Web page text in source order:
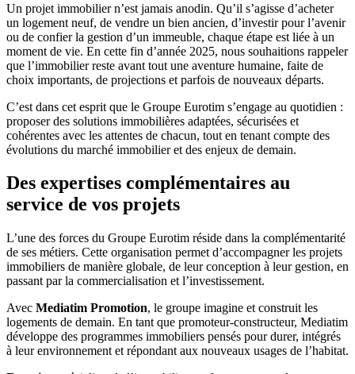
Un projet immobilier n’est jamais anodin. Qu’il s’agisse d’acheter
un logement neuf, de vendre un bien ancien, d’investir pour l’avenir
ou de confier la gestion d’un immeuble, chaque étape est liée à un
moment de vie. En cette fin d’année 2025, nous souhaitions rappeler
que l’immobilier reste avant tout une aventure humaine, faite de
choix importants, de projections et parfois de nouveaux départs.
C’est dans cet esprit que le Groupe Eurotim s’engage au quotidien :
proposer des solutions immobilières adaptées, sécurisées et
cohérentes avec les attentes de chacun, tout en tenant compte des
évolutions du marché immobilier et des enjeux de demain.
Des expertises complémentaires au
service de vos projets
L’une des forces du Groupe Eurotim réside dans la complémentarité
de ses métiers. Cette organisation permet d’accompagner les projets
immobiliers de manière globale, de leur conception à leur gestion, en
passant par la commercialisation et l’investissement.
Avec Mediatim Promotion, le groupe imagine et construit les
logements de demain. En tant que promoteur-constructeur, Mediatim
développe des programmes immobiliers pensés pour durer, intégrés
à leur environnement et répondant aux nouveaux usages de l’habitat.